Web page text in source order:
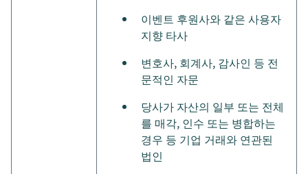
이벤트 후원사와 같은 사용자
지향 타사
변호사, 회계사, 감사인 등 전
문적인 자문
당사가 자산의 일부 또는 전체
를 매각, 인수 또는 병합하는
경우 등 기업 거래와 연관된
법인